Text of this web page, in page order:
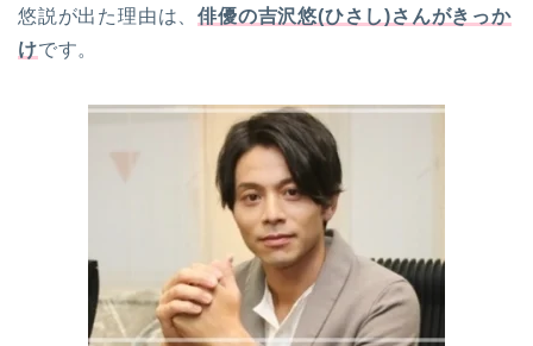
悠説が出た理由は、俳優の吉沢悠(ひさし)さんがきっか
けです。